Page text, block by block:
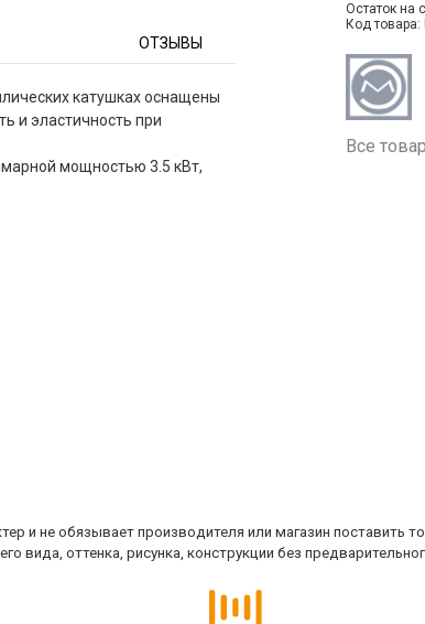
ОТЗЫВЫ
катушках оснащены
и эластичность при
мощностью 3.5 кВт,
Остаток на
Код товара:
Все
и не обязывает производителя или магазин поставить
вида, оттенка, рисунка, конструкции без